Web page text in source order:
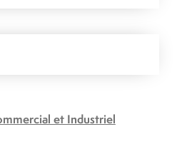
et Industriel